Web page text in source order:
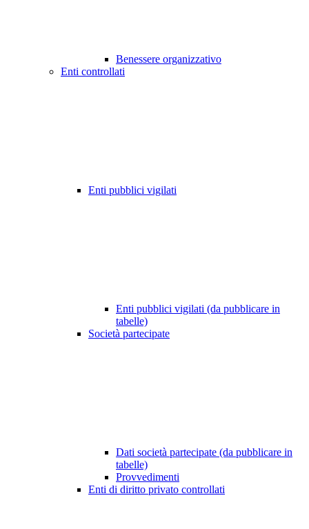
Benessere organizzativo
Enti controllati
Enti pubblici vigilati
Enti pubblici vigilati (da pubblicare in
tabelle)
Società partecipate
Dati società partecipate (da pubblicare in
tabelle)
Provvedimenti
Enti di diritto privato controllati